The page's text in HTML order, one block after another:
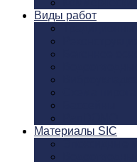
Виды работ
Материалы SIC